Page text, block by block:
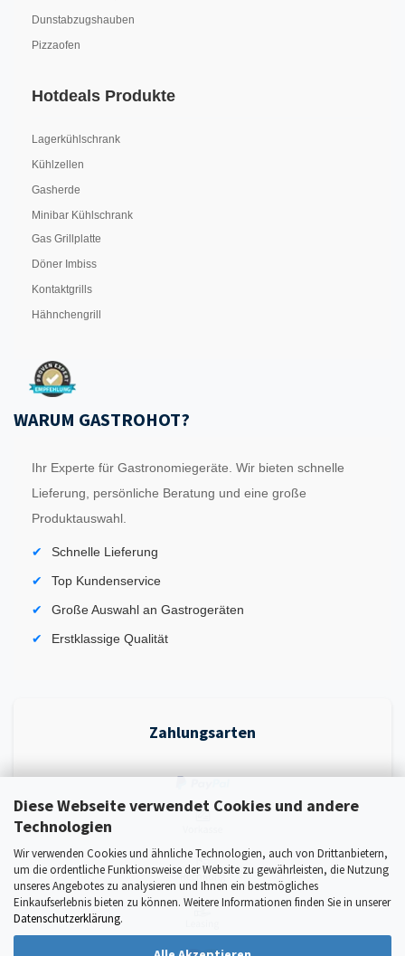
Diese Webseite verwendet Cookies und andere
Technologien
Wir verwenden Cookies und ähnliche Technologien, auch von Drittanbietern,
um die ordentliche Funktionsweise der Website zu gewährleisten, die Nutzung
unseres Angebotes zu analysieren und Ihnen ein bestmögliches
Einkaufserlebnis bieten zu können. Weitere Informationen finden Sie in unserer
Datenschutzerklärung.
Dunstabzugshauben
Pizzaofen
Hotdeals Produkte
Lagerkühlschrank
Kühlzellen
Gasherde
Minibar Kühlschrank
Gas Grillplatte
Döner Imbiss
Kontaktgrills
Hähnchengrill
WARUM GASTROHOT?
Ihr Experte für Gastronomiegeräte. Wir bieten schnelle
Lieferung, persönliche Beratung und eine große
Produktauswahl.
Schnelle Lieferung
Top Kundenservice
Große Auswahl an Gastrogeräten
Erstklassige Qualität
Zahlungsarten